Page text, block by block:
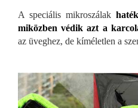
A speciális mikroszálak
miközben védik azt a
az üveghez, de kíméletlen a